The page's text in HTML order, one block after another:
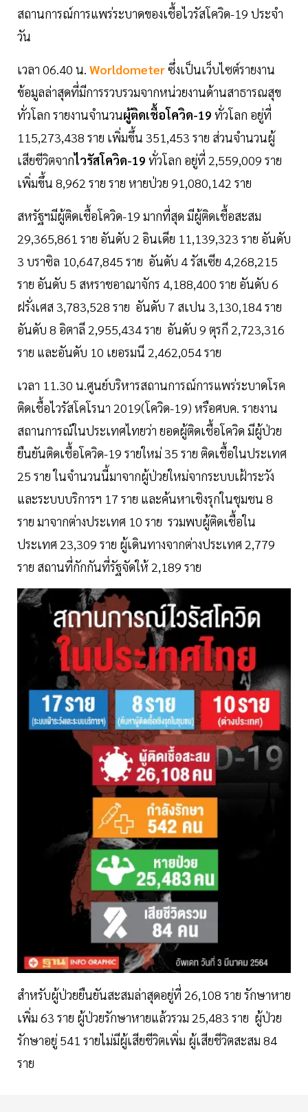
สถานการณ์การแพร่ระบาดของเชื้อไวรัสโควิด-19 ประจำ
วัน
เวลา 06.40 น. Worldometerซึ่งเป็นเว็บไซต์รายงาน
ข้อมูลล่าสุดที่มีการรวบรวมจากหน่วยงานด้านสาธารณสุข
ทั่วโลก รายงานจำนวนผู้ติดเชื้อโควิด-19 ทั่วโลก อยู่ที่
115,273,438 ราย เพิ่มขึ้น 351,453 ราย ส่วนจำนวนผู้
เสียชีวิตจากไวรัสโควิด-19 ทั่วโลก อยู่ที่ 2,559,009 ราย
เพิ่มขึ้น 8,962 ราย ราย หายป่วย 91,080,142 ราย
สหรัฐฯมีผู้ติดเชื้อโควิด-19 มากที่สุด มีผู้ติดเชื้อสะสม
29,365,861 ราย อันดับ 2 อินเดีย 11,139,323 ราย อันดับ
3 บราซิล 10,647,845 ราย อันดับ 4 รัสเซีย 4,268,215
ราย อันดับ 5 สหราชอาณาจักร 4,188,400 ราย อันดับ 6
ฝรั่งเศส 3,783,528 ราย อันดับ 7 สเปน 3,130,184 ราย
อันดับ 8 อิตาลี 2,955,434 ราย อันดับ 9 ตุรกี 2,723,316
ราย และอันดับ 10 เยอรมนี 2,462,054 ราย
เวลา 11.30 น.ศูนย์บริหารสถานการณ์การแพร่ระบาดโรค
ติดเชื้อไวรัสโคโรนา 2019(โควิด-19) หรือศบค. รายงาน
สถานการณ์ในประเทศไทยว่า ยอดผู้ติดเชื้อโควิด มีผู้ป่วย
ยืนยันติดเชื้อโควิด-19 รายใหม่ 35 ราย ติดเชื้อในประเทศ
25 ราย ในจำนวนนี้มาจากผู้ป่วยใหม่จากระบบเฝ้าระวัง
และระบบบริการฯ 17 ราย และค้นหาเชิงรุกในชุมชน 8
ราย มาจากต่างประเทศ 10 ราย รวมพบผู้ติดเชื้อใน
ประเทศ 23,309 ราย ผู้เดินทางจากต่างประเทศ 2,779
ราย สถานที่กักกันที่รัฐจัดให้ 2,189 ราย
สำหรับผู้ป่วยยืนยันสะสมล่าสุดอยู่ที่ 26,108 ราย รักษาหาย
เพิ่ม 63 ราย ผู้ป่วยรักษาหายแล้วรวม 25,483 ราย ผู้ป่วย
รักษาอยู่ 541 รายไม่มีผู้เสียชีวิตเพิ่ม ผู้เสียชีวิตสะสม 84
ราย